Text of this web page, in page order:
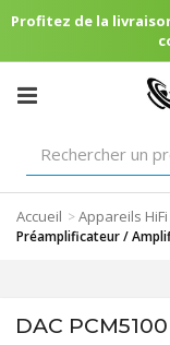
Profitez de la
Accueil >Appareils HiFi
Préamplificateur /
DAC